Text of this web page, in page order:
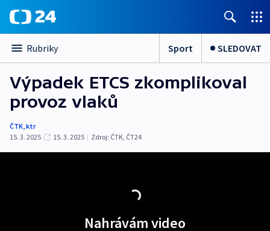
Rubriky Sport SLEDOVAT
Výpadek ETCS zkomplikoval
provoz vlaků
ČTK,ktr
15. 3. 2025
15. 3. 2025 | Zdroj: ČTK, ČT24
Nahrávám video